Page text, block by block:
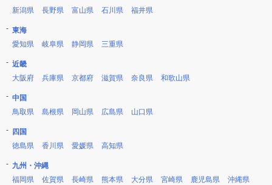
新潟県
長野県 富山県 石川県 福井県
東海
愛知県
岐阜県 静岡県 三重県
近畿
大阪府
兵庫県 京都府 滋賀県 奈良県 和歌山県
中国
鳥取県
島根県 岡山県 広島県 山口県
四国
徳島県
香川県 愛媛県 高知県
九州・沖縄
福岡県
佐賀県 長崎県 熊本県 大分県 宮崎県 鹿児島県 沖縄県